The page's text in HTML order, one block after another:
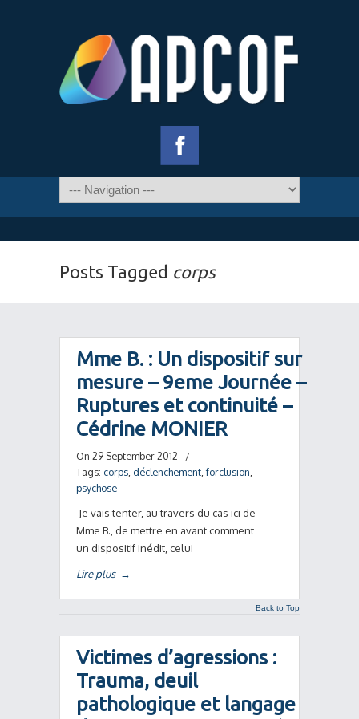
Posts Tagged corps
Mme B. : Un dispositif sur
mesure – 9eme Journée –
Ruptures et continuité –
Cédrine MONIER
On 29 September 2012
/
Tags: corps déclenchement ,forclusion
psychose
Je vais tenter, au travers du cas ici de
Mme B., de mettre en avant comment
un dispositif inédit, celui
Lire plus →
Back to Top
Victimes d’agressions :
Trauma, deuil
pathologique et langage